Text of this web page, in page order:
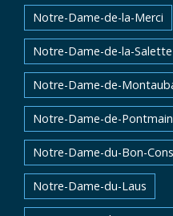
Notre-Dame-de-la-Merci
Notre-Dame-de-la-Salette
Notre-Dame-de-
Notre-Dame-de-Pontmain
Notre-Dame-du-Bon-
Notre-Dame-du-Laus